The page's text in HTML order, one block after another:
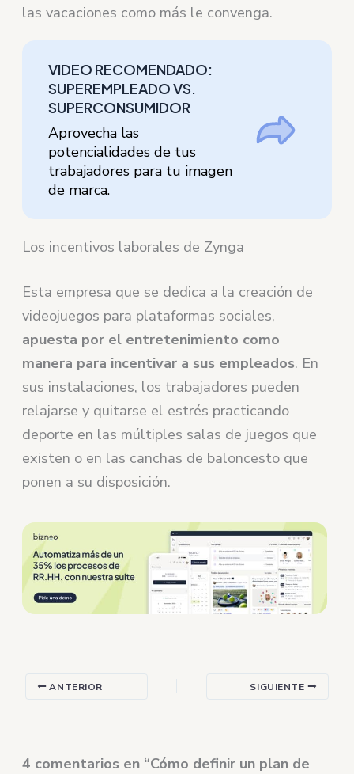
las vacaciones como más le convenga.
VIDEO RECOMENDADO:
SUPEREMPLEADO VS.
SUPERCONSUMIDOR
Aprovecha las
potencialidades de tus
trabajadores para tu imagen
de marca.
Los incentivos laborales de Zynga
Esta empresa que se dedica a la creación de
videojuegos para plataformas sociales,
apuesta por el entretenimiento como
manera para incentivar a sus empleados. En
sus instalaciones, los trabajadores pueden
relajarse y quitarse el estrés practicando
deporte en las múltiples salas de juegos que
existen o en las canchas de baloncesto que
ponen a su disposición.
ANTERIOR SIGUIENTE
4 comentarios en “Cómo definir un plan de